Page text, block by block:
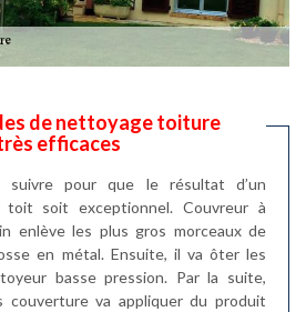
de nettoyage toiture
efficaces
pour que le résultat d’un
soit exceptionnel. Couvreur à
enlève les plus gros morceaux de
en métal. Ensuite, il va ôter les
basse pression. Par la suite,
couverture va appliquer du produit